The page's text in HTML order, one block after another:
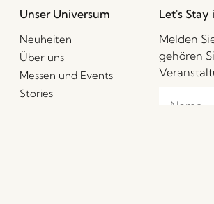
Unser Universum
Neuheiten
Über uns
Messen und Events
Stories
Let's Stay
Melden
gehören